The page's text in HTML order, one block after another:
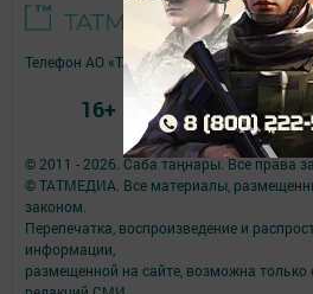
© 2011 - 2026. Саба таңнары. Все права
© ТАТМЕДИА. Все материалы,
законом.
Перепечатка, воспроизведение и
информации,
размещенной на сайте, возможна только
Телефон АО «ТАТМЕДИА»:(843) 222 09 84
16+